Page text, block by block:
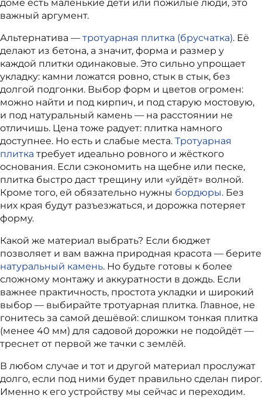
доме есть маленькие дети или пожилые люди, это
важный аргумент.
Альтернатива — тротуарная плитка (брусчатка). Её
делают из бетона, а значит, форма и размер у
каждой плитки одинаковые. Это сильно упрощает
укладку: камни ложатся ровно, стык в стык, без
долгой подгонки. Выбор форм и цветов огромен:
можно найти и под кирпич, и под старую мостовую,
и под натуральный камень — на расстоянии не
отличишь. Цена тоже радует: плитка намного
доступнее. Но есть и слабые места. Тротуарная
плитка требует идеально ровного и жёсткого
основания. Если сэкономить на щебне или песке,
плитка быстро даст трещину или «уйдёт» волной.
Кроме того, ей обязательно нужны бордюры. Без
них края будут разъезжаться, и дорожка потеряет
форму.
Какой же материал выбрать? Если бюджет
позволяет и вам важна природная красота — берите
натуральный камень. Но будьте готовы к более
сложному монтажу и аккуратности в дождь. Если
важнее практичность, простота укладки и широкий
выбор — выбирайте тротуарная плитка. Главное, не
гонитесь за самой дешёвой: слишком тонкая плитка
(менее 40 мм) для садовой дорожки не подойдёт —
треснет от первой же тачки с землёй.
В любом случае и тот и другой материал прослужат
долго, если под ними будет правильно сделан пирог.
Именно к его устройству мы сейчас и переходим.